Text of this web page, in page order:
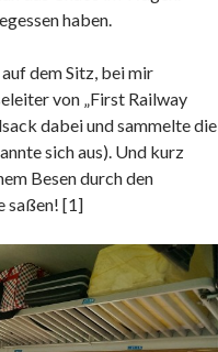
haben.
dem Sitz, bei mir
von „First Railway
dabei und sammelte die
sich aus). Und kurz
Besen durch den
saßen! [1]